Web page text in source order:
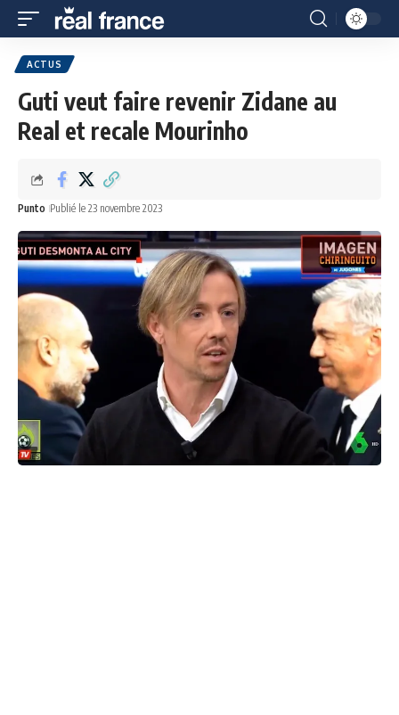
ACTUS
Guti veut faire revenir Zidane au
Real et recale Mourinho
Punto Publié le 23 novembre 2023